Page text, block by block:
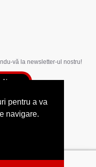
pentru a va
navigare.
vă la newsletter-ul nostru!
Abonare
Website.ro